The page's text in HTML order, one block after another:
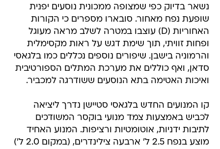
נשאר בדיוק כפי שמצופה ממכונית נוסעים יפנית
שופעת נפח מאחור. סובארו מספרים כי הקורות
האחוריות (D) עוצבו במטרה לשלב מראה מעוגל
ופחות זוויתי, תוך שימת דגש על ראות מקסימלית
והרמוניה בישבן. שיפורים נוספים נכללים כמו בלגאסי
סדאן, ואף כוללים את מערכת המתלים הספורטיבית
ואיכות האטימה בתא הנוסעים ששודרגה למכביר.
קו המנועים החדש בלגאסי סטיישן נדרך ליציאה
לכביש באמצעות צמד מנועי בוקסר המשודכים
לתיבות ידניות, אוטומטיות ורציפות. המנוע האחיד
מוצע בנפח 2.5 ל' ארבעה צילינדרים, (במקום 2.0 ל')